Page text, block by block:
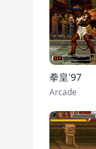
拳皇'97
Arcade